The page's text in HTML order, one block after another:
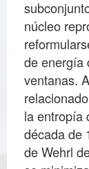
núcleo
de energía
ventanas.
la entropía
década de
de Wehrl